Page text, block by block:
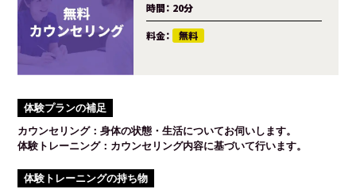
時間： 20分
料金： 無料
体験プランの補足
カウンセリング：身体の状態・生活についてお伺いします。
体験トレーニング：カウンセリング内容に基づいて行います。
体験トレーニングの持ち物